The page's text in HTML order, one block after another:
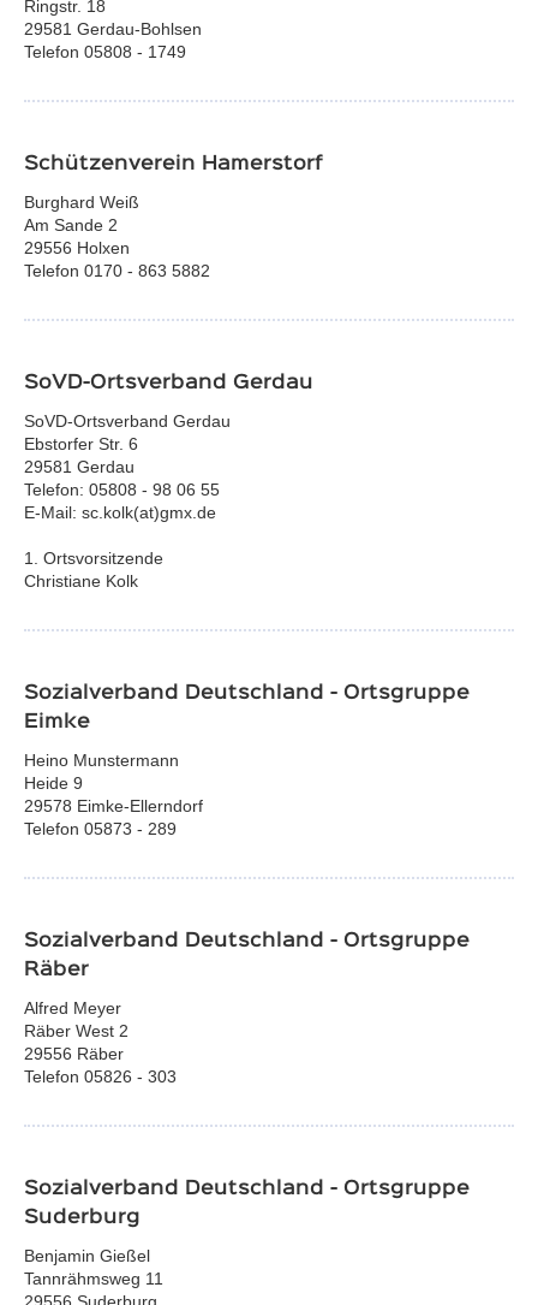
Ringstr. 18
29581 Gerdau-Bohlsen
Telefon 05808 - 1749
Schützenverein Hamerstorf
Burghard Weiß
Am Sande 2
29556 Holxen
Telefon 0170 - 863 5882
SoVD-Ortsverband Gerdau
SoVD-Ortsverband Gerdau
Ebstorfer Str. 6
29581 Gerdau
Telefon: 05808 - 98 06 55
E-Mail: sc.kolk(at)gmx.de
1. Ortsvorsitzende
Christiane Kolk
Sozialverband Deutschland - Ortsgruppe
Eimke
Heino Munstermann
Heide 9
29578 Eimke-Ellerndorf
Telefon 05873 - 289
Sozialverband Deutschland - Ortsgruppe
Räber
Alfred Meyer
Räber West 2
29556 Räber
Telefon 05826 - 303
Sozialverband Deutschland - Ortsgruppe
Suderburg
Benjamin Gießel
Tannrähmsweg 11